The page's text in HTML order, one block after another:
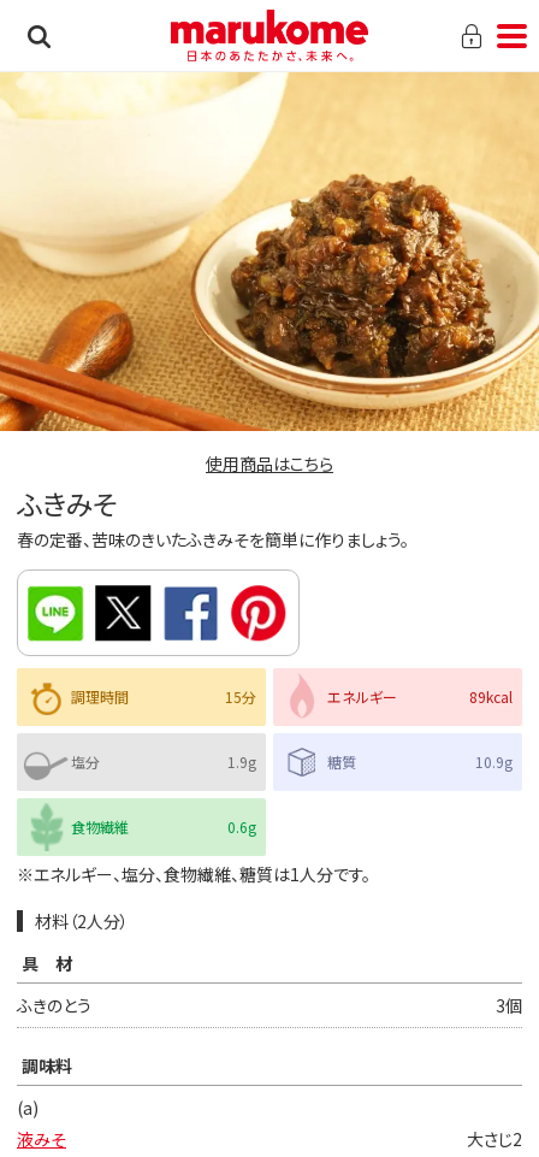
使用商品はこちら
ふきみそ
春の定番、苦味のきいたふきみそを簡単に作りましょう。
調理時間 15分 エネルギー 89kcal
塩分 1.9g 糖質 10.9g
食物繊維 0.6g
※エネルギー、塩分、食物繊維、糖質は1人分です。
材料（2人分）
具材
ふきのとう
3個
調味料
(a)
液みそ
大さじ2